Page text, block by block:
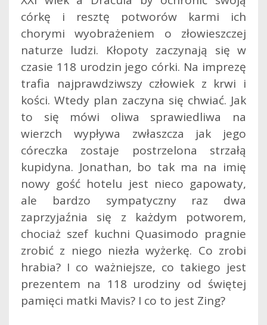
córkę i resztę potworów karmi ich
chorymi wyobrażeniem o złowieszczej
naturze ludzi. Kłopoty zaczynają się w
czasie 118 urodzin jego córki. Na imprezę
trafia najprawdziwszy człowiek z krwi i
kości. Wtedy plan zaczyna się chwiać. Jak
to się mówi oliwa sprawiedliwa na
wierzch wypływa zwłaszcza jak jego
córeczka zostaje postrzelona strzałą
kupidyna. Jonathan, bo tak ma na imię
nowy gość hotelu jest nieco gapowaty,
ale bardzo sympatyczny raz dwa
zaprzyjaźnia się z każdym potworem,
chociaż szef kuchni Quasimodo pragnie
zrobić z niego niezła wyżerkę. Co zrobi
hrabia? I co ważniejsze, co takiego jest
prezentem na 118 urodziny od świętej
pamięci matki Mavis? I co to jest Zing?